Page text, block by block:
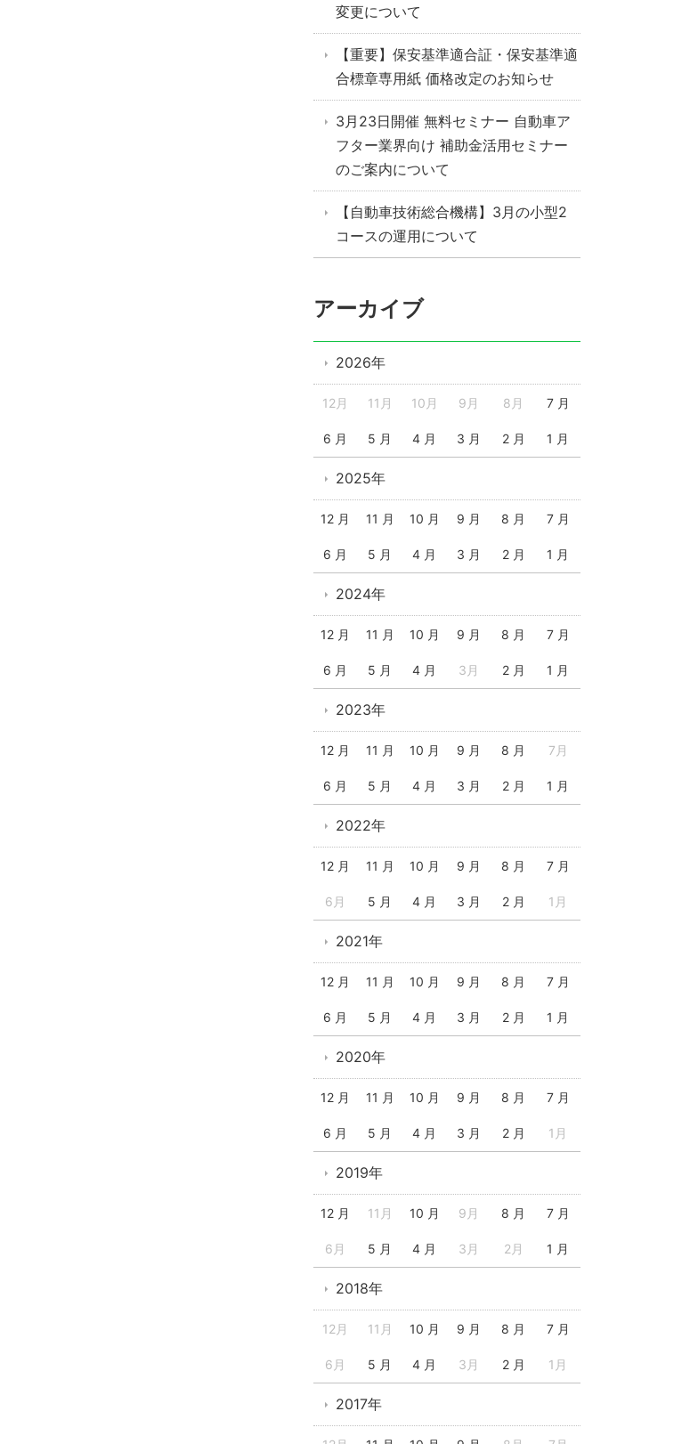
変更について
【重要】保安基準適合証・保安基準適
合標章専用紙 価格改定のお知らせ
3月23日開催 無料セミナー 自動車ア
フター業界向け 補助金活用セミナー
のご案内について
【自動車技術総合機構】3月の小型2
コースの運用について
アーカイブ
2026年
12月 11月 10月 9月 8月 7 月
6 月 5 月 4 月 3 月 2 月 1 月
2025年
12 月 11 月 10 月 9 月 8 月 7 月
6 月 5 月 4 月 3 月 2 月 1 月
2024年
12 月 11 月 10 月 9 月 8 月 7 月
6 月 5 月 4 月 3月 2 月 1 月
2023年
12 月 11 月 10 月 9 月 8 月 7月
6 月 5 月 4 月 3 月 2 月 1 月
2022年
12 月 11 月 10 月 9 月 8 月 7 月
6月 5 月 4 月 3 月 2 月 1月
2021年
12 月 11 月 10 月 9 月 8 月 7 月
6 月 5 月 4 月 3 月 2 月 1 月
2020年
12 月 11 月 10 月 9 月 8 月 7 月
6 月 5 月 4 月 3 月 2 月 1月
2019年
12 月 11月 10 月 9月 8 月 7 月
6月 5 月 4 月 3月 2月 1 月
2018年
12月 11月 10 月 9 月 8 月 7 月
6月 5 月 4 月 3月 2 月 1月
2017年